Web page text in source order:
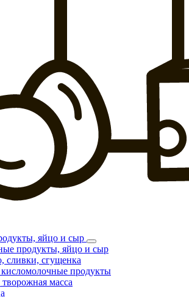
яйцо и сыр
продукты, яйцо и сыр
сливки, сгущенка
продукты
творожная масса